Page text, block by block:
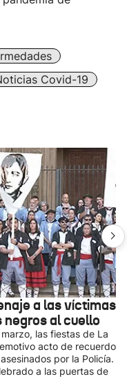
Covid-19
a las víctimas
al cuello
las fiestas de La
acto de recuerdo
por la Policía.
a las puertas de